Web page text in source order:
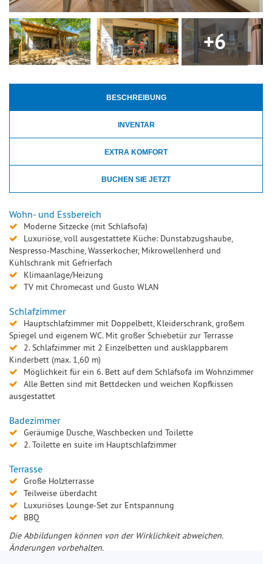
+6
BESCHREIBUNG
INVENTAR
EXTRA KOMFORT
BUCHEN SIE JETZT
Wohn- und Essbereich
Moderne Sitzecke (mit Schlafsofa)
Luxuriöse, voll ausgestattete Küche: Dunstabzugshaube,
Nespresso-Maschine, Wasserkocher, Mikrowellenherd und
Kühlschrank mit Gefrierfach
Klimaanlage/Heizung
TV mit Chromecast und Gusto WLAN
Schlafzimmer
Hauptschlafzimmer mit Doppelbett, Kleiderschrank, großem
Spiegel und eigenem WC. Mit großer Schiebetür zur Terrasse
2. Schlafzimmer mit 2 Einzelbetten und ausklappbarem
Kinderbett (max. 1,60 m)
Möglichkeit für ein 6. Bett auf dem Schlafsofa im Wohnzimmer
Alle Betten sind mit Bettdecken und weichen Kopfkissen
ausgestattet
Badezimmer
Geräumige Dusche, Waschbecken und Toilette
2. Toilette en suite im Hauptschlafzimmer
Terrasse
Große Holzterrasse
Teilweise überdacht
Luxuriöses Lounge-Set zur Entspannung
BBQ
Die Abbildungen können von der Wirklichkeit abweichen.
Änderungen vorbehalten.